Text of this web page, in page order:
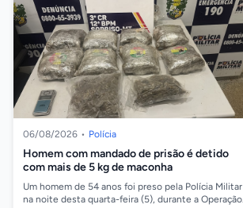
06/08/2026 • Polícia
Homem com mandado de prisão é detido
com mais de 5 kg de maconha
Um homem de 54 anos foi preso pela Polícia Militar
na noite desta quarta-feira (5), durante a Operação